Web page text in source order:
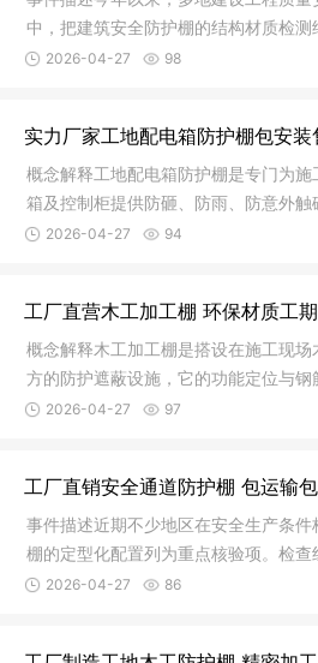
中，把建筑安全防护棚的结构材质检测
检查人员
2026-04-27 98
实力厂家工地配电箱防护棚包安装
概念解释工地配电箱防护棚是专门为
箱及控制柜提供防砸、防雨、防意外
施。它并
2026-04-27 94
工厂直营木工加工棚 环保材质工
概念解释木工加工棚是搭设在施工现
方的防护遮蔽设施，它的功能定位与
分。除了
2026-04-27 97
工厂直销安全通道防护棚 包运输
事件描述近期不少地区在安全生产条
棚的定型化配置列为重点核验项。检
是实地测
2026-04-27 86